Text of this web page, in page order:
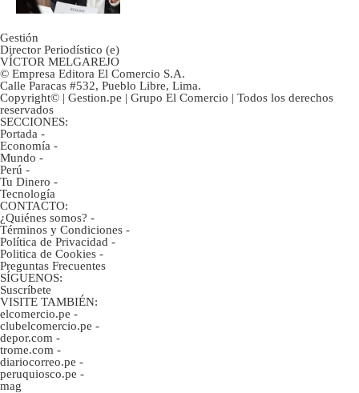
Gestión
Director Periodístico (e)
VÍCTOR MELGAREJO
© Empresa Editora El Comercio S.A.
Calle Paracas #532, Pueblo Libre, Lima.
Copyright© | Gestion.pe | Grupo El Comercio | Todos los derechos
reservados
SECCIONES:
Portada -
Economía -
Mundo -
Perú -
Tu Dinero -
Tecnología
CONTACTO:
¿Quiénes somos? -
Términos y Condiciones -
Política de Privacidad -
Politica de Cookies -
Preguntas Frecuentes
SÍGUENOS:
Suscríbete
VISITE TAMBIÉN:
elcomercio.pe -
clubelcomercio.pe -
depor.com -
trome.com -
diariocorreo.pe -
peruquiosco.pe -
mag